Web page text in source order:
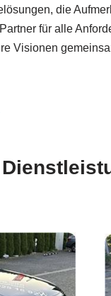
die
für alle
Visionen